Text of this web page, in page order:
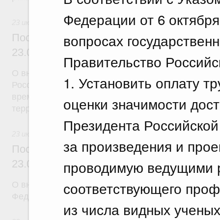
Федерации от 6
вопросах
Правительство
1. Установить оплату
оценки значимости
Президента
за произведения и
проводимую ведущими
соответствующего
из числа видных
Постановление Правительства
23.07.2026 г. № 926
О внесении на ратификацию Соглашения между
Российской Федерации и Правительством
территории другого государства
Постановление Правительства
23.07.2026 г. № 928
О внесении изменений в постановление
Федерации от 20 июля 2011 г. № 590